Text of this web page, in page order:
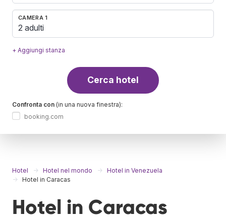
CAMERA 1
2 adulti
+ Aggiungi stanza
Cerca hotel
Confronta con (in una nuova finestra):
booking.com
Hotel Hotel nel mondo
Hotel in Venezuela
Hotel in Caracas
Hotel in Caracas